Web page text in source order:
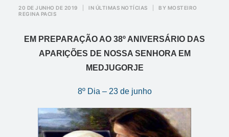
DOAÇÃO
20 DE JUNHO DE 2019 IN ÚLTIMAS NOTÍCIAS BY MOSTEIRO
REGINA PACIS
EM PREPARAÇÃO AO 38º ANIVERSÁRIO DAS
APARIÇÕES DE NOSSA SENHORA EM
MEDJUGORJE
8º Dia – 23 de junho